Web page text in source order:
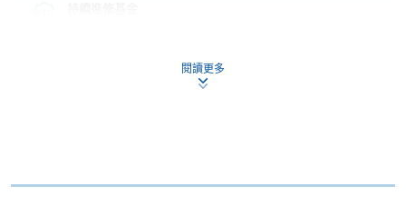
本課程在資歴架構下獲得認可 (資歴架構第2級)
閱讀更多